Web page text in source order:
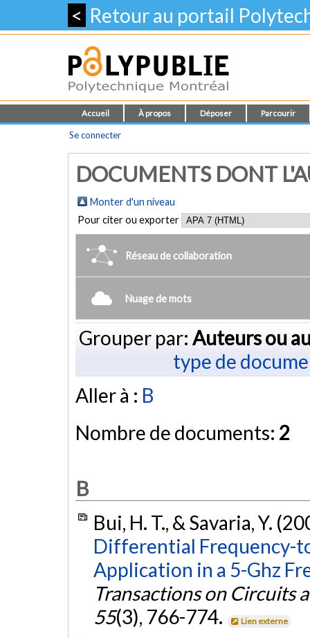
< Retour au portail
Accueil À propos Déposer Parcourir
Se connecter
DOCUMENTS DONT
Monter d'un niveau
Pour citer ou exporter
Réseau de collaboration
Nuage de mots
Grouper par: Auteurs ou
type de
Aller à : B
Nombre de documents: 2
B
Bui, H. T., & Savaria, Y.
Differential Frequency-
Application in a 5-Ghz
Transactions on Circuits
55(3), 766-774. Lien externe